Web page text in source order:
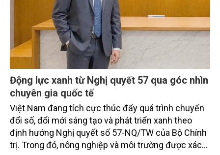
Động lực xanh từ Nghị quyết 57 qua góc nhìn
chuyên gia quốc tế
Việt Nam đang tích cực thúc đẩy quá trình chuyển
đổi số, đổi mới sáng tạo và phát triển xanh theo
định hướng Nghị quyết số 57-NQ/TW của Bộ Chính
trị. Trong đó, nông nghiệp và môi trường được xác